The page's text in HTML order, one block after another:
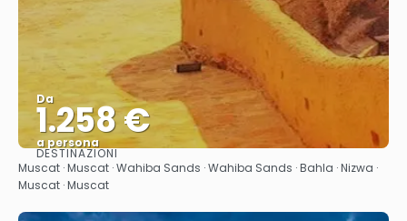
Da
1.258 €
a persona
Vedere
DESTINAZIONI
Muscat · Muscat · Wahiba Sands · Wahiba Sands · Bahla · Nizwa ·
Muscat · Muscat